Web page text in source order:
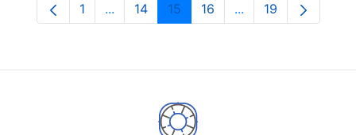
Page
1 ...Intermediate Pages Use TAB to navigate.
Page
14 Page
15 Page
16 ...Intermediate
Page
19